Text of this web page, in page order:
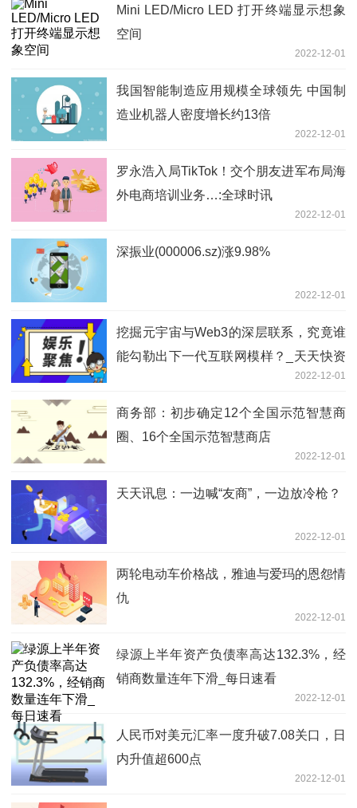
Mini LED/Micro LED 打开终端显示想象
空间
2022-12-01
我国智能制造应用规模全球领先 中国制
造业机器人密度增长约13倍
2022-12-01
罗永浩入局TikTok！交个朋友进军布局海
外电商培训业务…:全球时讯
2022-12-01
深振业(000006.sz)涨9.98%
2022-12-01
挖掘元宇宙与Web3的深层联系，究竟谁
能勾勒出下一代互联网模样？_天天快资
2022-12-01
商务部：初步确定12个全国示范智慧商
圈、16个全国示范智慧商店
2022-12-01
天天讯息：一边喊“友商”，一边放冷枪？
2022-12-01
两轮电动车价格战，雅迪与爱玛的恩怨情
仇
2022-12-01
绿源上半年资产负债率高达132.3%，经
销商数量连年下滑_每日速看
2022-12-01
人民币对美元汇率一度升破7.08关口，日
内升值超600点
2022-12-01